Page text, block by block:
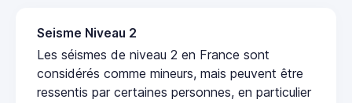
Seisme Niveau 2
Les séismes de niveau 2 en France sont
considérés comme mineurs, mais peuvent être
ressentis par certaines personnes, en particulier